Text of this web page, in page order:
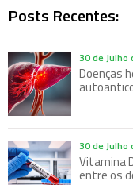
Posts Recentes:
30 de Julho
Doenças
30 de Julho
Vitamina
entre os